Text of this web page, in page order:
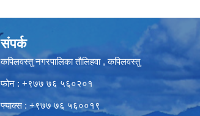
संपर्क
कपिलवस्तु नगरपालिका तौलिहवा , कपिलवस्तु
फोन : +९७७ ७६ ५६०२०१
फ्याक्स : +९७७ ७६ ५६००१९